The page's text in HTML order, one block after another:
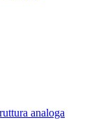
analoga